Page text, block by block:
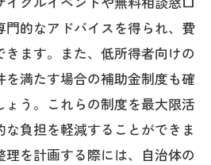
門的なアドバイスを得られ、費
ます。また、低所得者向けの
満たす場合の補助金制度も確
う。これらの制度を最大限活
負担を軽減することができま
を計画する際には、自治体の